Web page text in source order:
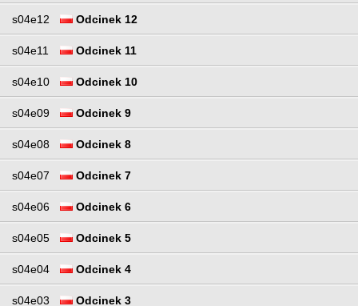
s04e12 Odcinek 12
s04e11 Odcinek 11
s04e10 Odcinek 10
s04e09 Odcinek 9
s04e08 Odcinek 8
s04e07 Odcinek 7
s04e06 Odcinek 6
s04e05 Odcinek 5
s04e04 Odcinek 4
s04e03 Odcinek 3